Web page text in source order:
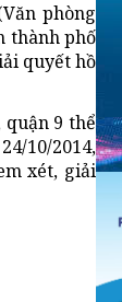
phòng
thành phố
quyết hồ
9 thể
10/2014,
xét, giải